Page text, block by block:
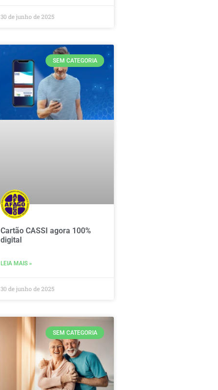
30 de junho de 2025
SEM CATEGORIA
Cartão CASSI agora 100%
digital
LEIA MAIS »
30 de junho de 2025
SEM CATEGORIA